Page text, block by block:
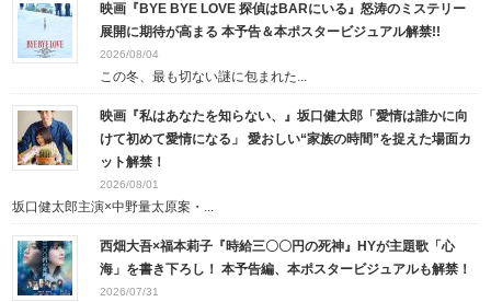
映画『BYE BYE LOVE 探偵はBARにいる』怒涛のミステリー
展開に期待が高まる 本予告＆本ポスタービジュアル解禁!!
2026/08/04
この冬、最も切ない謎に包まれた...
映画『私はあなたを知らない、』坂口健太郎「愛情は誰かに向
けて初めて愛情になる」 愛おしい“家族の時間”を捉えた場面カ
ット解禁！
2026/08/01
坂口健太郎主演×中野量太原案・...
西畑大吾×福本莉子『時給三〇〇円の死神』HYが主題歌「心
海」を書き下ろし！ 本予告編、本ポスタービジュアルも解禁！
2026/07/31